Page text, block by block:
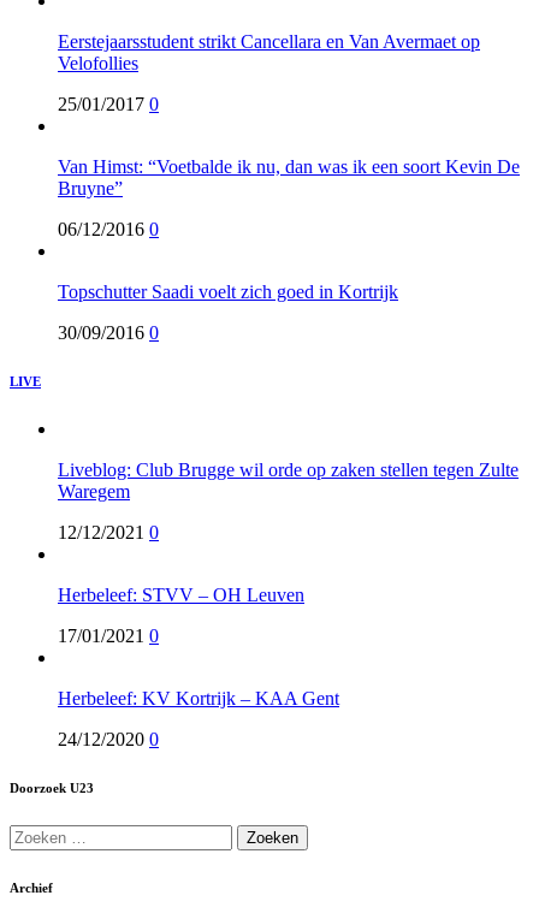
Eerstejaarsstudent strikt Cancellara en Van Avermaet op
Velofollies
25/01/2017 0
Van Himst: “Voetbalde ik nu, dan was ik een soort Kevin De
Bruyne”
06/12/2016 0
Topschutter Saadi voelt zich goed in Kortrijk
30/09/2016 0
LIVE
Liveblog: Club Brugge wil orde op zaken stellen tegen Zulte
Waregem
12/12/2021 0
Herbeleef: STVV – OH Leuven
17/01/2021 0
Herbeleef: KV Kortrijk – KAA Gent
24/12/2020 0
Doorzoek U23
Zoeken
naar:
Archief